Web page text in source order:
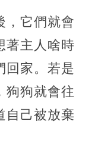
，它們就會
著主人啥時
回家。若是
狗狗就會往
己被放棄